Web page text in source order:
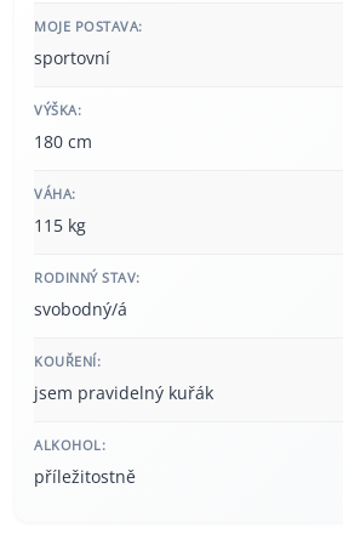
MOJE POSTAVA:
sportovní
VÝŠKA:
180 cm
VÁHA:
115 kg
RODINNÝ STAV:
svobodný/á
KOUŘENÍ:
jsem pravidelný kuřák
ALKOHOL:
příležitostně